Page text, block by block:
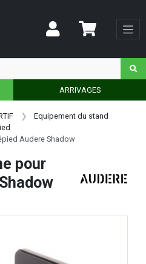
ARRIVAGES
Equipement du stand
Audere Shadow
pour